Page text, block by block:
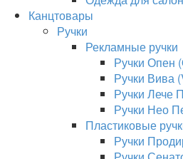
Канцтовары
Ручки
Рекламные ручки
Ручки Опен
Ручки Вива
Ручки Лече
Ручки Нео
Пластиковые
Ручки